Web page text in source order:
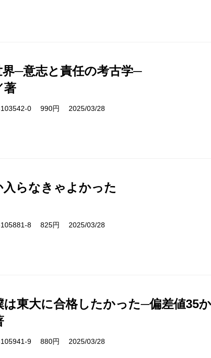
界─意志と責任の考古学─
著
0 990円 2025/03/28
入らなきゃよかった
8 825円 2025/03/28
は東大に合格したかった─偏差値35
9 880円 2025/03/28